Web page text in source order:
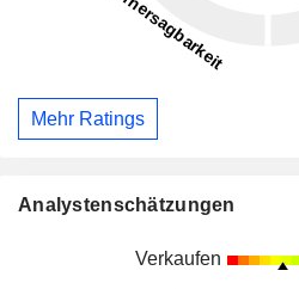
Mehr Ratings
Analystenschätzungen
Verkaufen